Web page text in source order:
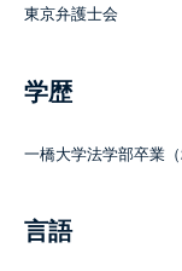
東京弁護士会
学歴
一橋大学法学部卒業（
言語